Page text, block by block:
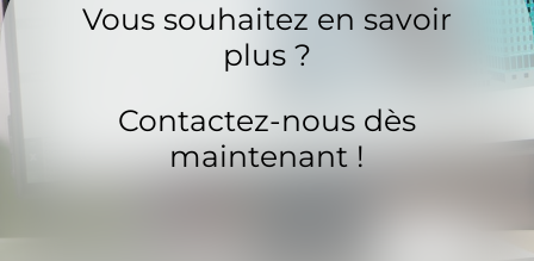
Vous souhaitez en savoir
plus ?
Contactez-nous dès
maintenant !